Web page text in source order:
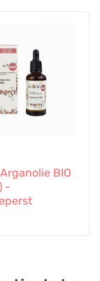
BIO
-